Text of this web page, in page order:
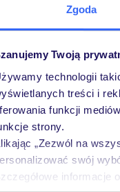
Zgoda
Twoją
technologii
treści i
funkcji
strony.
„Zezwól na
swój
informacje